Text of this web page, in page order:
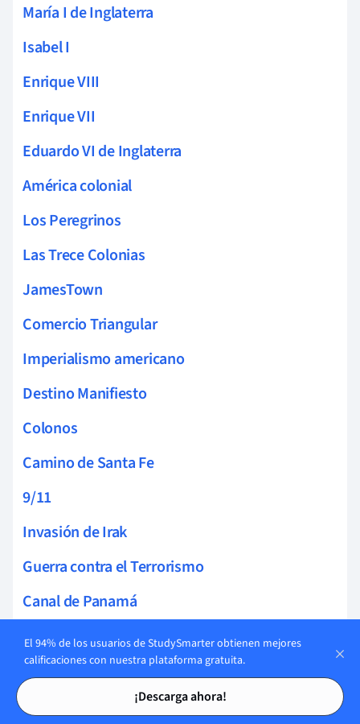
Tarjetas de estudio
Tarjetas de estudio
María I de Inglaterra
Isabel I
Enrique VIII
Enrique VII
Eduardo VI de Inglaterra
América colonial
Los Peregrinos
Las Trece Colonias
JamesTown
Comercio Triangular
Imperialismo americano
Destino Manifiesto
Colonos
Camino de Santa Fe
9/11
Invasión de Irak
Guerra contra el Terrorismo
Canal de Panamá
Guerra Hispano-Estadounidense
Jim Crow
WEB Du Bois
El 94% de los usuarios de StudySmarter obtienen mejores
calificaciones con nuestra plataforma gratuita.
¡Descarga ahora!